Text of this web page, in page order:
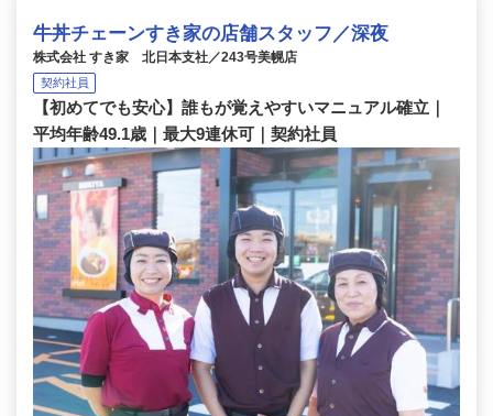
牛丼チェーンすき家の店舗スタッフ／深夜
株式会社 すき家 北日本支社／243号美幌店
契約社員
【初めてでも安心】誰もが覚えやすいマニュアル確立｜
平均年齢49.1歳｜最大9連休可｜契約社員